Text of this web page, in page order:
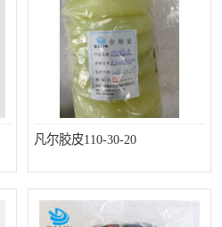
凡尔胶皮110-30-20